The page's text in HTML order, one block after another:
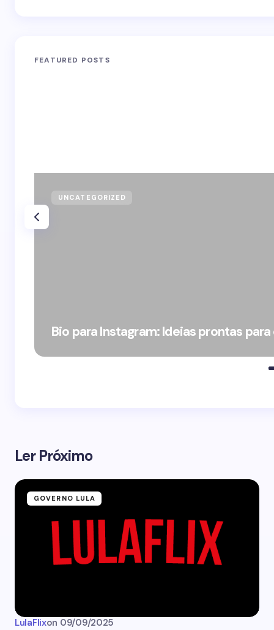
FEATURED POSTS
UNCATEGORIZED
Bio para Instagram: Ideias prontas
Ler Próximo
GOVERNO LULA
LulaFlixon 09/09/2025